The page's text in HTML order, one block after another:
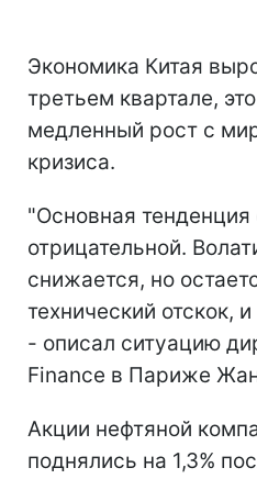
Экономика Китая
третьем квартале,
медленный рост с
кризиса.
"Основная тенденция
отрицательной.
снижается, но
технический отскок,
- описал ситуацию
Finance в Париже
Акции нефтяной
поднялись на 1,3%